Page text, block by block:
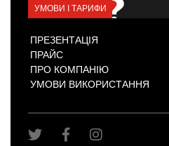
УМОВИ І ТАРИФИ
ПРЕЗЕНТАЦІЯ
ПРАЙС
ПРО КОМПАНІЮ
УМОВИ ВИКОРИСТАННЯ